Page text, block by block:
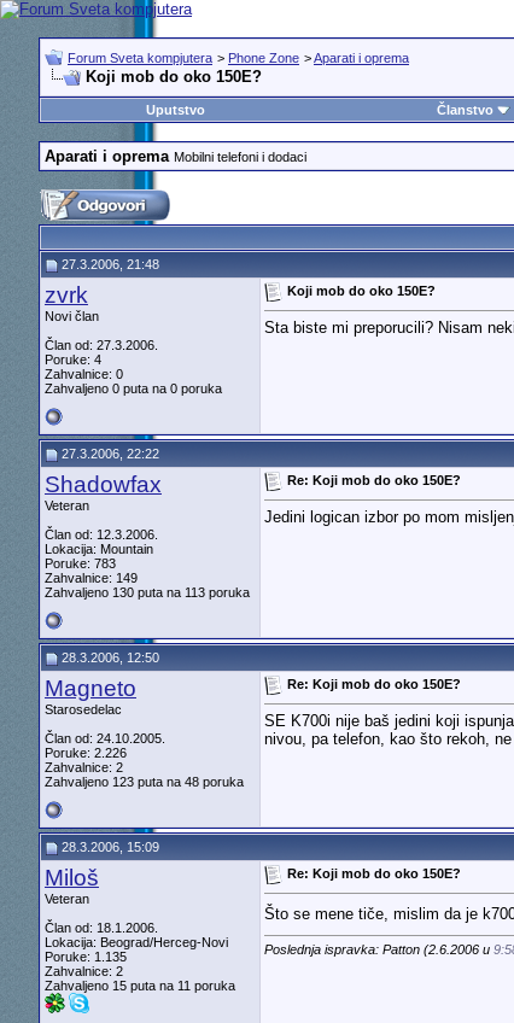
Forum Sveta kompjutera > Phone Zone >Aparati i oprema
Koji mob do oko 150E?
Uputstvo
Članstvo
Aparati i oprema Mobilni telefoni i dodaci
27.3.2006, 21:48
zvrk
Novi član
Član od: 27.3.2006.
Poruke: 4
Zahvalnice: 0
Zahvaljeno 0 puta na 0 poruka
Koji mob do oko 150E?
Sta biste mi preporucili? Nisam
27.3.2006, 22:22
Shadowfax
Veteran
Član od: 12.3.2006.
Lokacija: Mountain
Poruke: 783
Zahvalnice: 149
Zahvaljeno 130 puta na 113 poruka
Re: Koji mob do oko 150E?
Jedini logican izbor po mom
28.3.2006, 12:50
Magneto
Starosedelac
Član od: 24.10.2005.
Poruke: 2.226
Zahvalnice: 2
Zahvaljeno 123 puta na 48 poruka
Re: Koji mob do oko 150E?
SE K700i nije baš jedini koji
nivou, pa telefon, kao što rekoh,
28.3.2006, 15:09
Miloš
Veteran
Član od: 18.1.2006.
Lokacija: Beograd/Herceg-Novi
Poruke: 1.135
Zahvalnice: 2
Zahvaljeno 15 puta na 11 poruka
Re: Koji mob do oko 150E?
Što se mene tiče, mislim da je
Poslednja ispravka: Patton (2.6.2006 u